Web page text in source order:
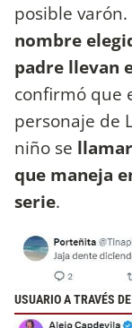
posible
nombre
padre llevan
confirmó que
personaje de
niño se
que maneja
serie.
USUARIO A TRAVÉS